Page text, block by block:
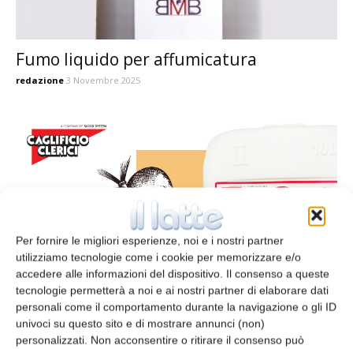
Per fornire le migliori esperienze, noi e i nostri partner
utilizziamo tecnologie come i cookie per memorizzare e/o
accedere alle informazioni del dispositivo. Il consenso a queste
tecnologie permetterà a noi e ai nostri partner di elaborare dati
personali come il comportamento durante la navigazione o gli ID
univoci su questo sito e di mostrare annunci (non)
personalizzati. Non acconsentire o ritirare il consenso può
Fumo liquido per affumicatura
redazione 3 Novembre 2025